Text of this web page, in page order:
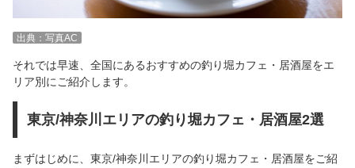
出典：写真AC
それでは早速、全国にあるおすすめの釣り堀カフェ・居酒屋をエ
リア別にご紹介します。
東京/神奈川エリアの釣り堀カフェ・居酒屋2選
まずはじめに、東京/神奈川エリアの釣り堀カフェ・居酒屋をご紹